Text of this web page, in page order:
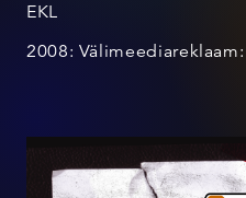
EKL
2008: